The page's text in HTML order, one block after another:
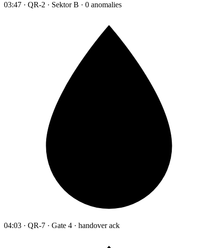
03:47 · QR-2 · Sektor B · 0 anomalies
04:03 · QR-7 · Gate 4 · handover ack